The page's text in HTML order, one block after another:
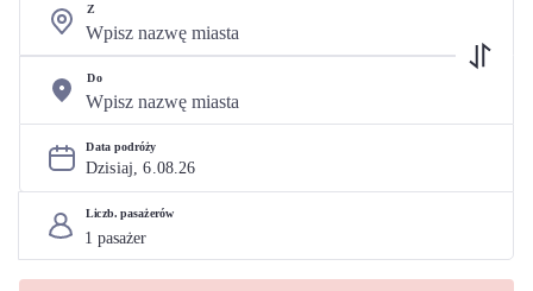
Z
Do
Data podróży
Dzisiaj, 6.08.26
Liczb. pasażerów